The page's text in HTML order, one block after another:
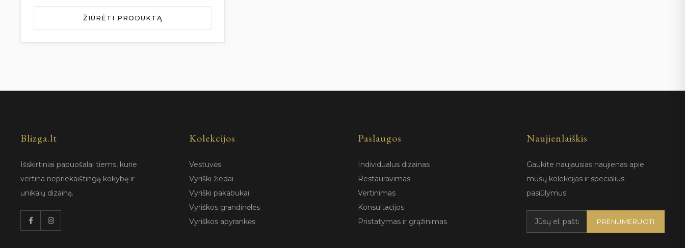
ŽIŪRĖTI PRODUKTĄ
Blizga.lt
Išskirtiniai papuošalai tiems, kurie
vertina nepriekaištingą kokybę ir
unikalų dizainą.
Kolekcijos
Vestuvės
Vyriški žiedai
Vyriški pakabukai
Vyriškos grandinėlės
Vyriškos apyrankės
Paslaugos
Individualus dizainas
Restauravimas
Vertinimas
Konsultacijos
Pristatymas ir grąžinimas
Naujienlaiškis
Gaukite naujausias naujienas apie
mūsų kolekcijas ir specialius
pasiūlymus
PRENUMERUOTI